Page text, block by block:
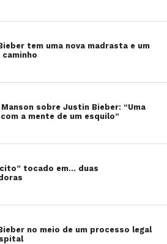
tem uma nova madrasta e um
caminho
sobre Justin Bieber: “Uma
a mente de um esquilo”
tocado em… duas
no meio de um processo legal